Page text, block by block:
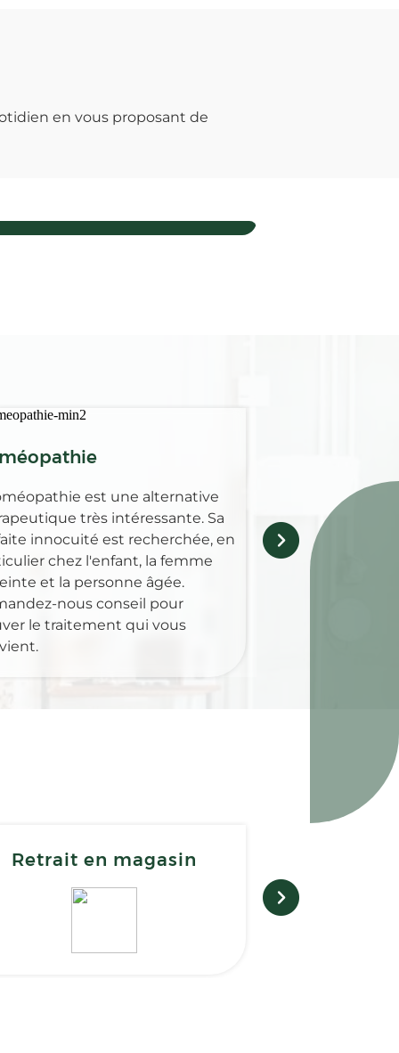
en vous proposant de
est une alternative
très intéressante. Sa
innocuité est recherchée, en
chez l'enfant, la femme
et la personne âgée.
nous conseil pour
le traitement qui vous
Retrouvez au
Pharmacie des
gamme
pour guérir,
Retrait en magasin